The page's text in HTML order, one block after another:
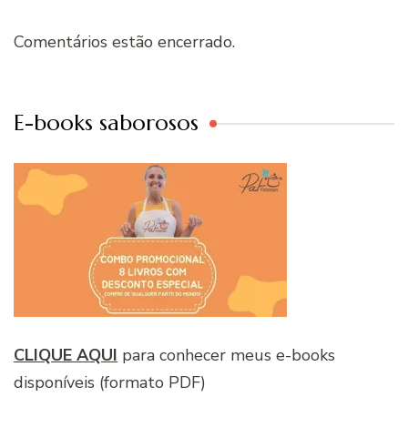
Comentários estão encerrado.
E-books saborosos
CLIQUE AQUI para conhecer meus e-books
disponíveis (formato PDF)